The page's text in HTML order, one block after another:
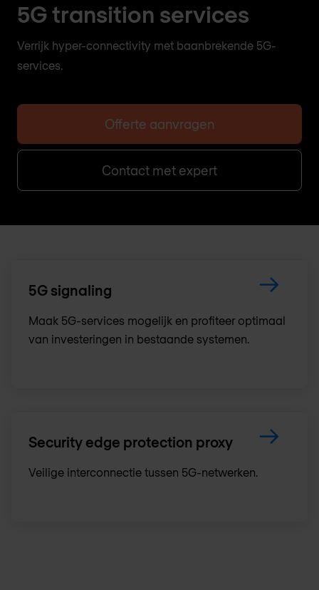
5G transition services
Verrijk hyper-connectivity met baanbrekende 5G-
services.
Offerte aanvragen
Contact met expert
5G signaling
Maak 5G-services mogelijk en profiteer optimaal
van investeringen in bestaande systemen.
Security edge protection proxy
Veilige interconnectie tussen 5G-netwerken.